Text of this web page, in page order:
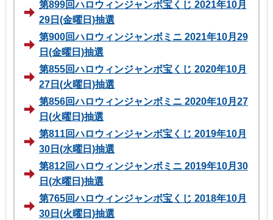
第899回ハロウィンジャンボ宝くじ 2021年10月
29日(金曜日)抽選
第900回ハロウィンジャンボミニ 2021年10月29
日(金曜日)抽選
第855回ハロウィンジャンボ宝くじ 2020年10月
27日(火曜日)抽選
第856回ハロウィンジャンボミニ 2020年10月27
日(火曜日)抽選
第811回ハロウィンジャンボ宝くじ 2019年10月
30日(水曜日)抽選
第812回ハロウィンジャンボミニ 2019年10月30
日(水曜日)抽選
第765回ハロウィンジャンボ宝くじ 2018年10月
30日(火曜日)抽選